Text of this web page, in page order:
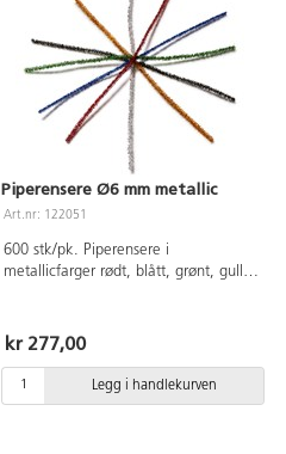
Piperensere Ø6 mm metallic
Art.nr: 122051
600 stk/pk. Piperensere i
metallicfarger rødt, blått, grønt, gull,
kr 277,00
Legg i handlekurven